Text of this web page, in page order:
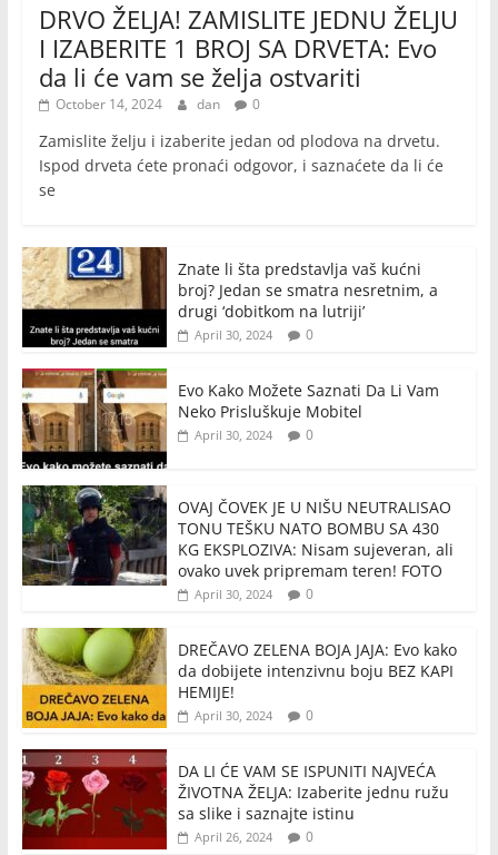
DRVO ŽELJA! ZAMISLITE JEDNU ŽELJU
I IZABERITE 1 BROJ SA DRVETA: Evo
da li će vam se želja ostvariti
October 14, 2024 dan 0
Zamislite želju i izaberite jedan od plodova na drvetu.
Ispod drveta ćete pronaći odgovor, i saznaćete da li će
se
Znate li šta predstavlja vaš kućni
broj? Jedan se smatra nesretnim, a
drugi ‘dobitkom na lutriji’
April 30, 2024 0
Evo Kako Možete Saznati Da Li Vam
Neko Prisluškuje Mobitel
April 30, 2024 0
OVAJ ČOVEK JE U NIŠU NEUTRALISAO
TONU TEŠKU NATO BOMBU SA 430
KG EKSPLOZIVA: Nisam sujeveran, ali
ovako uvek pripremam teren! FOTO
April 30, 2024 0
DREČAVO ZELENA BOJA JAJA: Evo kako
da dobijete intenzivnu boju BEZ KAPI
HEMIJE!
April 30, 2024 0
DA LI ĆE VAM SE ISPUNITI NAJVEĆA
ŽIVOTNA ŽELJA: Izaberite jednu ružu
sa slike i saznajte istinu
April 26, 2024 0